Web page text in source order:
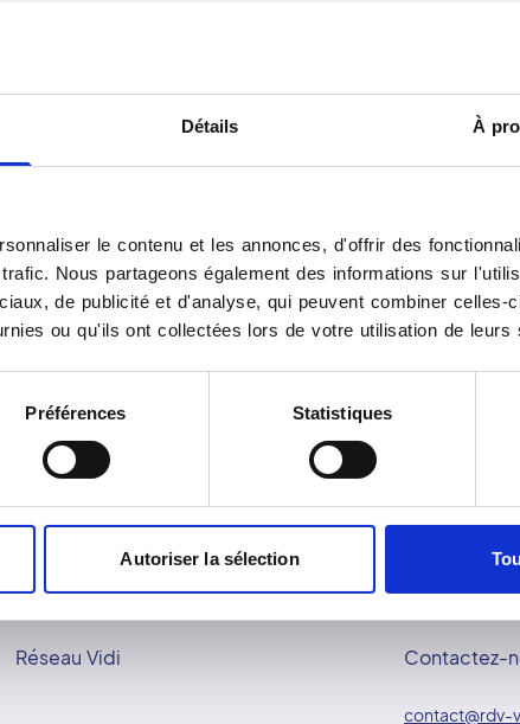
Détails À
le contenu et les annonces, d'offrir des
Nous partageons également des informations sur
de publicité et d'analyse, qui peuvent combiner celles-
ou qu'ils ont collectées lors de votre utilisation de leurs
Préférences Statistiques
Autoriser la sélection
Réseau Vidi Contactez-
contact@rdv-